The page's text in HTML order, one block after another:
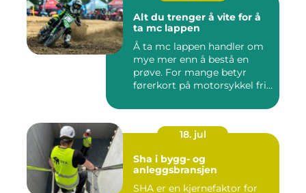
Alt du trenger å vite for å
ta mc lappen
Å ta mc lappen handler om
mye mer enn å bestå en
prøve. For mange betyr
førerkort på motorsykkel fri...
18. jul
Sha i bygg- og
anleggsbransjen
SHA er en kjernefaktor for